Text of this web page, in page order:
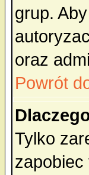
grup.
oraz
Powrót
Tylko
zapobiec